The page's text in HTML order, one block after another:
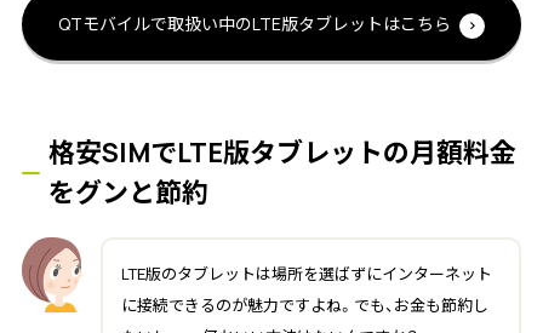
QTモバイルで取扱い中のLTE版タブレットはこちら
格安SIMでLTE版タブレットの月額料金
をグンと節約
LTE版のタブレットは場所を選ばずにインターネット
に接続できるのが魅力ですよね。でも、お金も節約し